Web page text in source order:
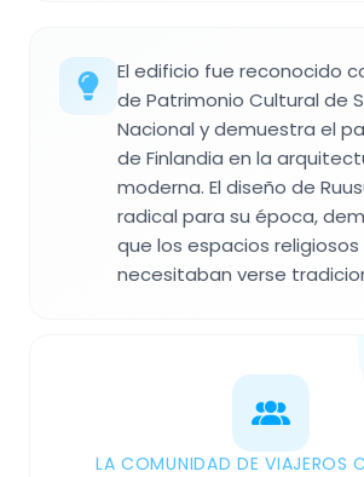
El edificio fue reconocido
de Patrimonio Cultural de
Nacional y demuestra el
de Finlandia en la
moderna. El diseño de
radical para su época,
que los espacios religiosos
necesitaban verse
LA COMUNIDAD DE VIAJEROS